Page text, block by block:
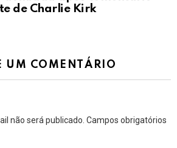
de Charlie Kirk
UM COMENTÁRIO
não será publicado. Campos obrigatórios